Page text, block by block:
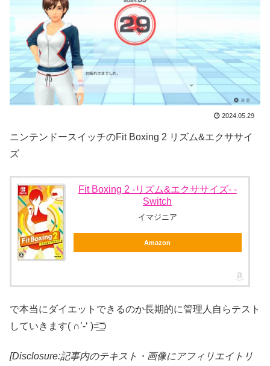
2024.05.29
ニンテンドースイッチのFit Boxing 2 リズム&エクササイ
ズ
Fit Boxing 2 -リズム&エクササイズ- -
Switch
イマジニア
Amazon
で本当にダイエットできるのか長期的に管理人自らテスト
していきます( ∩’-‘ )=͟͟͞͞⊃
[Disclosure:記事内のテキスト・画像にアフィリエイトリ